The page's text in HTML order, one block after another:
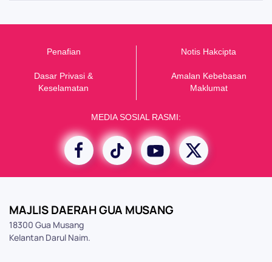
Penafian
Dasar Privasi &
Keselamatan
Notis Hakcipta
Amalan Kebebasan
Maklumat
MEDIA SOSIAL RASMI:
MAJLIS DAERAH GUA MUSANG
18300 Gua Musang
Kelantan Darul Naim.